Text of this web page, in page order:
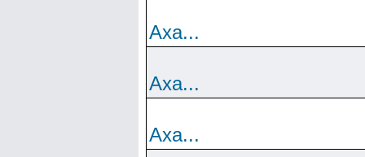
Аха...
Аха...
Аха...